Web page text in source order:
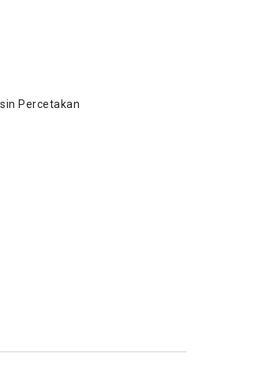
Percetakan